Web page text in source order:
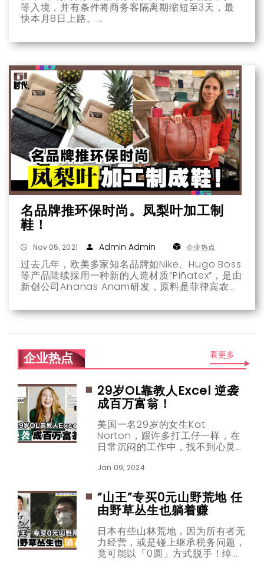
等入境，并有条件将商务客隔离期缩短至3天，最
快本月8日上路。
名品牌推环保时尚。凤梨叶加工制
鞋！
Nov 05, 2021 Admin Admin 企业热点
过去几年，欧美多家知名品牌如Nike、Hugo Boss
等产品陆续採用一种新的人造材质“Piñatex”，是由
新创公司Ananas Anam研发，原料是菲律宾农夫
企业热点 看更多
29岁OL靠教人Excel 逆袭
成百万富翁！
美国一名29岁的女生Kat
Norton，跟许多打工仔一样，在
日常沉闷的工作中，找不到心灵上
方向。
Jan 09, 2024
“山王”专买0元山野荒地 任
由野草丛生也躺着赚
日本有些山林荒地，因为所有者无
力经营，或是碰上继承税务问题，
竟可能以「0圆」方式脱手！绰号